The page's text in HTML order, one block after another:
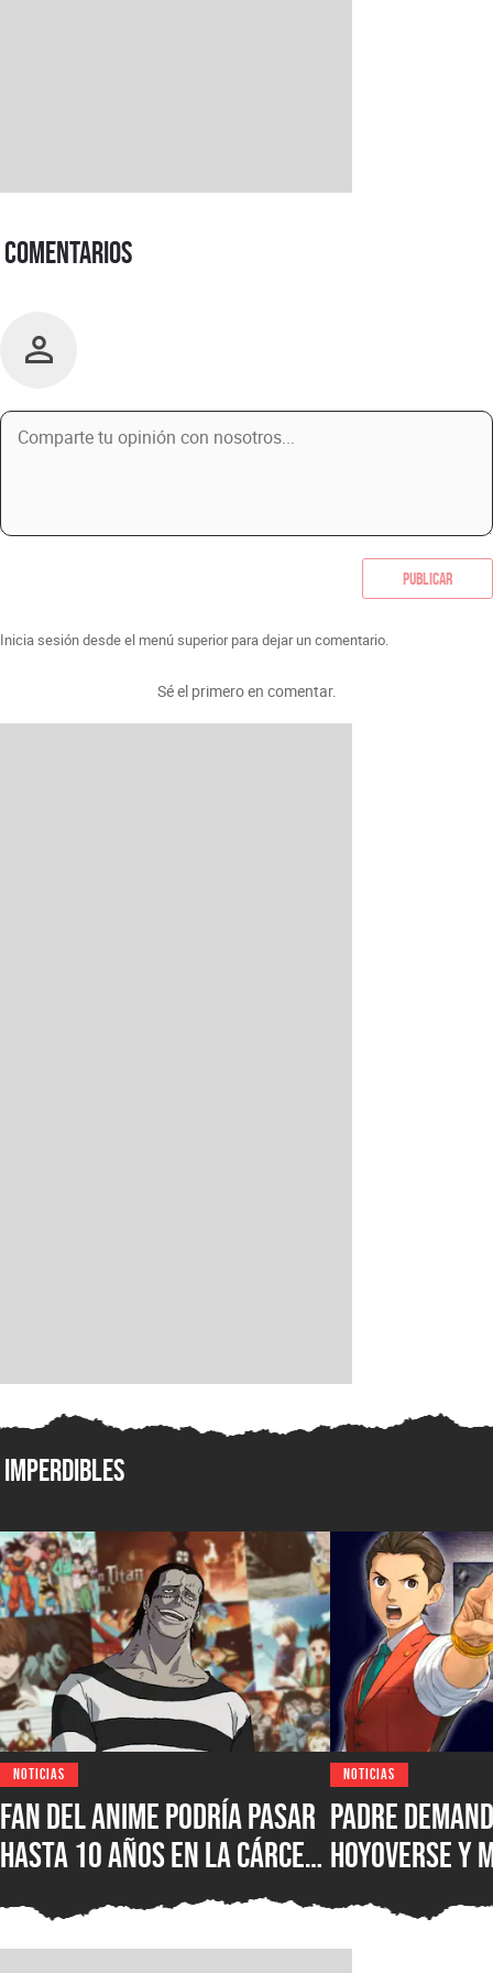
Comentarios
Publicar
Inicia sesión desde el menú superior para dejar un comentario.
Sé el primero en comentar.
Imperdibles
NOTICIAS
Fan del anime podría pasar
hasta 10 años en la cárcel
por hacer una locura luego
de no poder ver su serie
NOTICIAS
Padre
HoyoVerse y
luego de
hiciera